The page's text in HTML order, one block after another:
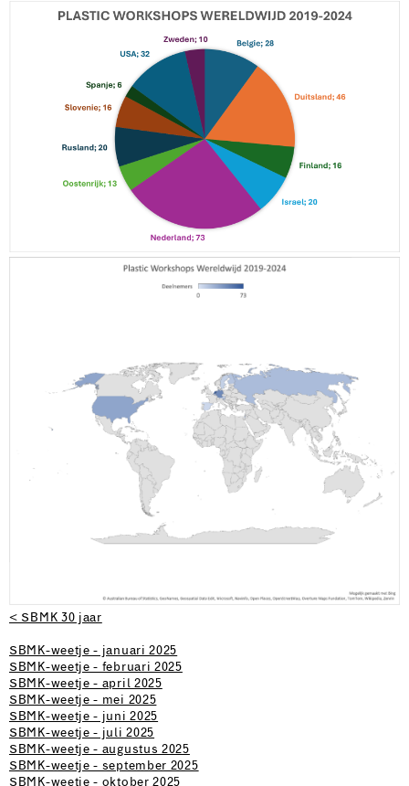
< SBMK 30 jaar
SBMK-weetje - januari 2025
SBMK-weetje - februari 2025
SBMK-weetje - april 2025
SBMK-weetje - mei 2025
SBMK-weetje - juni 2025
SBMK-weetje - juli 2025
SBMK-weetje - augustus 2025
SBMK-weetje - september 2025
SBMK-weetje - oktober 2025